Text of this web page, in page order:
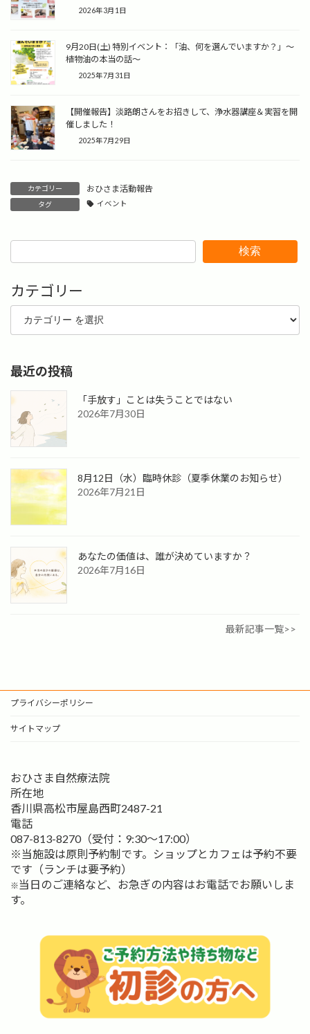
2026年3月1日
9月20日(土) 特別イベント：「油、何を選んでいますか？」〜
植物油の本当の話〜
2025年7月31日
【開催報告】淡路朗さんをお招きして、浄水器講座＆実習を開
催しました！
2025年7月29日
カテゴリー おひさま活動報告
タグ イベント
検索
カテゴリー
最近の投稿
「手放す」ことは失うことではない
2026年7月30日
8月12日（水）臨時休診（夏季休業のお知らせ）
2026年7月21日
あなたの価値は、誰が決めていますか？
2026年7月16日
最新記事一覧>>
プライバシーポリシー
サイトマップ
おひさま自然療法院
所在地
香川県高松市屋島西町2487-21
電話
087-813-8270（受付：9:30〜17:00）
※当施設は原則予約制です。ショップとカフェは予約不要
です（ランチは要予約）
※当日のご連絡など、お急ぎの内容はお電話でお願いしま
す。